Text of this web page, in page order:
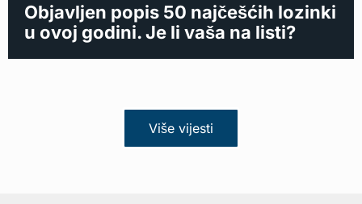
Objavljen popis 50 najčešćih lozinki
u ovoj godini. Je li vaša na listi?
Više vijesti